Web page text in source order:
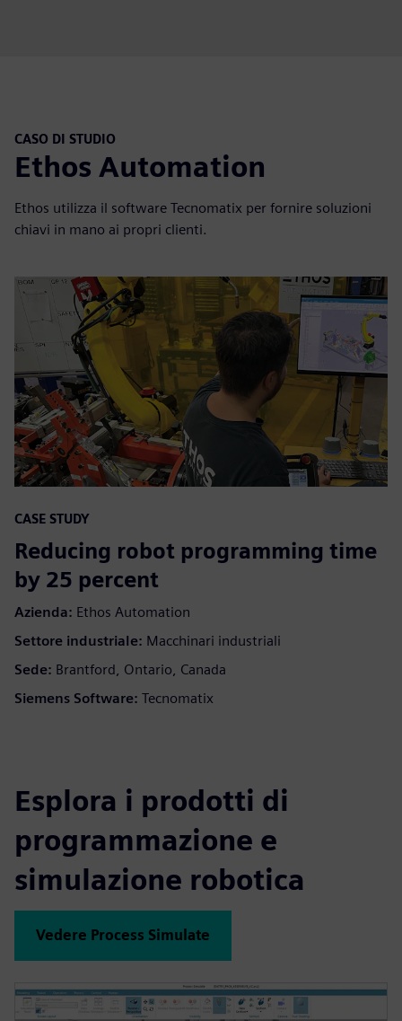
CASO DI STUDIO
Ethos Automation
Ethos utilizza il software Tecnomatix per fornire soluzioni
chiavi in mano ai propri clienti.
CASE STUDY
Reducing robot programming time
by 25 percent
Azienda: Ethos Automation
Settore industriale: Macchinari industriali
Sede: Brantford, Ontario, Canada
Siemens Software: Tecnomatix
Esplora i prodotti di
programmazione e
simulazione robotica
Vedere Process Simulate